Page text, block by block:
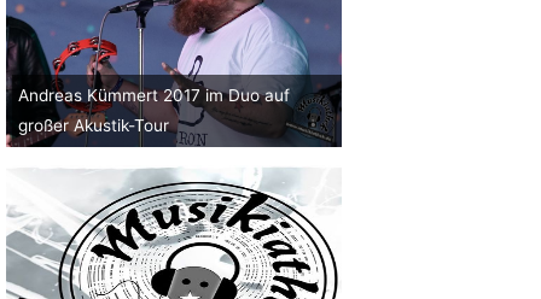
Andreas Kümmert 2017 im Duo auf
großer Akustik-Tour